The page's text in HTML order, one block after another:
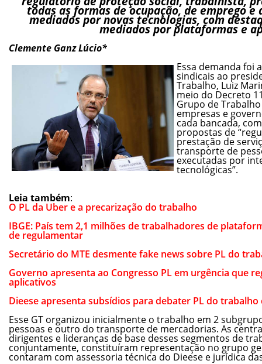
todas as formas de ocupação, de emprego
mediados por novas tecnologias, com
mediados por plataformas e
Clemente Ganz Lúcio*
Essa demanda foi
sindicais ao
Trabalho, Luiz
meio do Decreto
Grupo de
empresas e
cada bancada,
propostas de
prestação de
transporte de
executadas por
tecnológicas”.
Leia também:
O PL da Uber e a precarização do trabalho
IBGE: País tem 2,1 milhões de trabalhadores de
de regulamentar
Secretário do MTE desmente fake news sobre PL do
Governo apresenta ao Congresso PL em urgência que
aplicativos
Dieese apresenta subsídios para debater PL do trabalho
Esse GT organizou inicialmente o trabalho em 2
pessoas e outro do transporte de mercadorias. As
dirigentes e lideranças de base desses segmentos de
conjuntamente, constituíram representação no grupo
contaram com assessoria técnica do Dieese e jurídica